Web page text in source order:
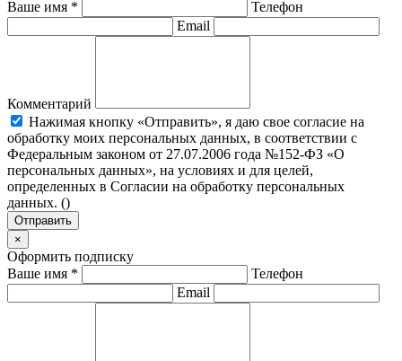
Ваше имя *
Телефон
Email
Комментарий
Нажимая кнопку «Отправить», я даю свое согласие на
обработку моих персональных данных, в соответствии с
Федеральным законом от 27.07.2006 года №152-ФЗ «О
персональных данных», на условиях и для целей,
определенных в Согласии на обработку персональных
данных. ()
Отправить
×
Оформить подписку
Ваше имя *
Телефон
Email